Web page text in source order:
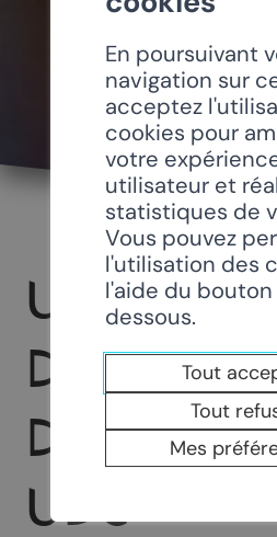
UNION
DU
UDC
En poursuivant
navigation sur
acceptez
cookies pour
votre
utilisateur et
statistiques de
Vous pouvez
l'utilisation des
l'aide du
dessous.
Tout
Tout
Mes